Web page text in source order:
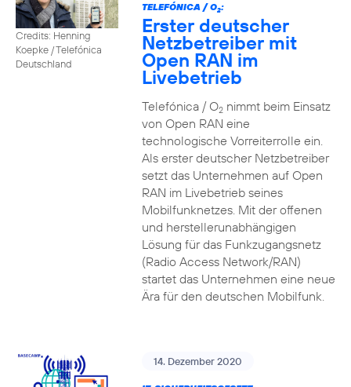
Credits: Henning
Koepke / Telefónica
Deutschland
TELEFÓNICA / O2:
Erster deutscher
Netzbetreiber mit
Open RAN im
Livebetrieb
Telefónica / O2nimmt beim Einsatz
von Open RAN eine
technologische Vorreiterrolle ein.
Als erster deutscher Netzbetreiber
setzt das Unternehmen auf Open
RAN im Livebetrieb seines
Mobilfunknetzes. Mit der offenen
und herstellerunabhängigen
Lösung für das Funkzugangsnetz
(Radio Access Network/RAN)
startet das Unternehmen eine neue
Ära für den deutschen Mobilfunk.
14. Dezember 2020